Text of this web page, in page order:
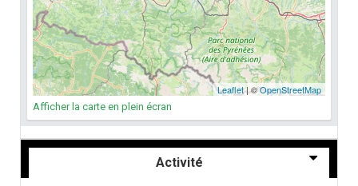
Afficher la carte en plein écran
Activité